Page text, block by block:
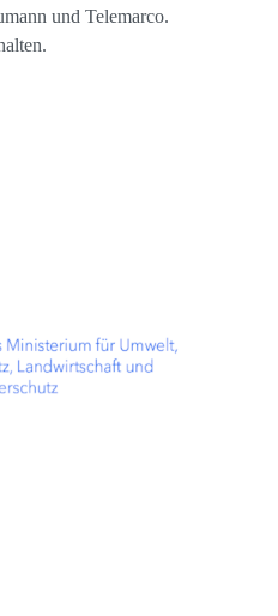
und Telemarco.